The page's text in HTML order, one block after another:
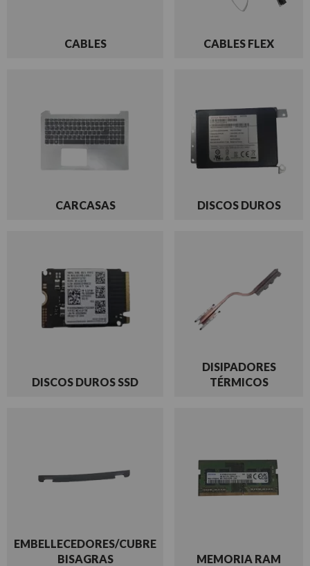
CABLES CABLES FLEX
CARCASAS DISCOS DUROS
DISCOS DUROS SSD
DISIPADORES
TÉRMICOS
EMBELLECEDORES/CUBRE
BISAGRAS
MEMORIA RAM